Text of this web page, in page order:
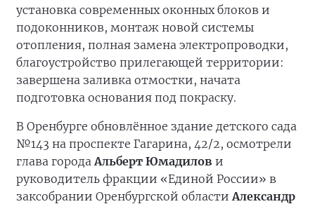
установка современных оконных блоков и
подоконников, монтаж новой системы
отопления, полная замена электропроводки,
благоустройство прилегающей территории:
завершена заливка отмостки, начата
подготовка основания под покраску.
В Оренбурге обновлённое здание детского сада
№143 на проспекте Гагарина, 42/2, осмотрели
глава города Альберт Юмадилов и
руководитель фракции «Единой России» в
заксобрании Оренбургской области Александр